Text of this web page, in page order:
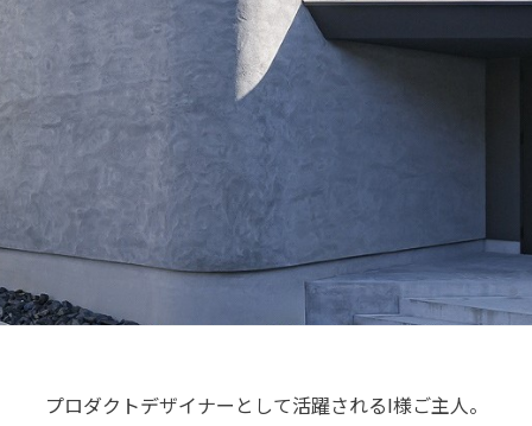
プロダクトデザイナーとして活躍されるI様ご主人。